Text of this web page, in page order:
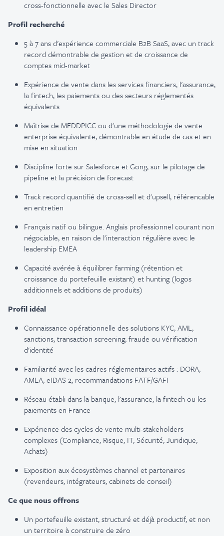
cross-fonctionnelle avec le Sales Director
Profil recherché
5 à 7ansd'expérience commerciale B2B SaaS, avec un track
record démontrable de gestion et de croissance de
comptes mid-market
Expérience de vente dans les services financiers, l'assurance,
la fintech, les paiementsou dessecteurs réglementés
équivalents
Maîtrise de MEDDPICCou d'une méthodologie de vente
enterprise équivalente,démontrable en étude de caseten
mise en situation
Discipline forte sur Salesforce et Gong, sur le pilotage de
pipeline et la précision de forecast
Track record quantifié de cross-sell etd'upsell, référencable
en entretien
Français natifou bilingue. Anglais professionnelcourant non
négociable,en raison de l'interaction régulière avec le
leadership EMEA
Capacité avérée àéquilibrerfarming (rétention et
croissance du portefeuille existant) et hunting (logos
additionnelset additions de produits)
Profilidéal
Connaissance opérationnelle des solutions KYC, AML,
sanctions, transaction screening,fraude ou vérification
d'identité
Familiarité avec les cadres réglementairesactifs: DORA,
AMLA,eIDAS 2, recommandations FATF/GAFI
Réseau établidans la banque, l'assurance, la fintech ou les
paiementsen France
Expérience des cycles de vente multi-stakeholders
complexes (Compliance, Risque, IT, Sécurité,Juridique,
Achats)
Exposition auxécosystèmeschannel et partenaires
(revendeurs, intégrateurs, cabinets de conseil)
Ceque nousoffrons
Un portefeuille existant,structuré et déjà productif, et non
un territoire àconstruire de zéro